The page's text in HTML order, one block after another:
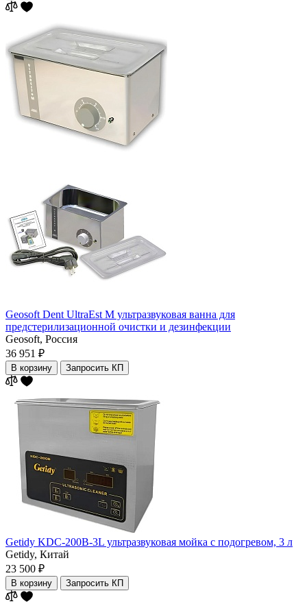
Geosoft Dent UltraEst M ультразвуковая ванна для
предстерилизационной очистки и дезинфекции
Geosoft, Россия
36 951 ₽
В корзину Запросить КП
Getidy KDC-200B-3L ультразвуковая мойка с подогревом, 3 л
Getidy, Китай
23 500 ₽
В корзину Запросить КП